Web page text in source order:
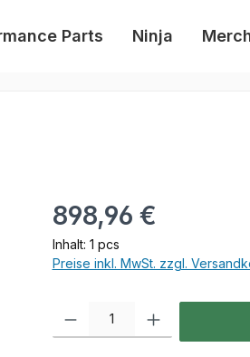
Parts Ninja
Regulärer Preis:
898,96 €
Inhalt: 1 pcs
Preise inkl. MwSt. zzgl.
Produkt Anzahl: Gib den